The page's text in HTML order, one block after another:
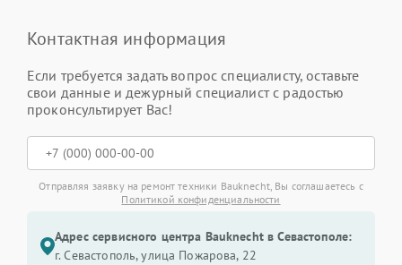
Контактная информация
Если требуется задать вопрос специалисту, оставьте
свои данные и дежурный специалист с радостью
проконсультирует Вас!
Отправляя заявку на ремонт техники Bauknecht, Вы соглашаетесь с
Политикой конфиденциальности
Адрес сервисного центра Bauknecht в Севастополе:
г. Севастополь, улица Пожарова, 22